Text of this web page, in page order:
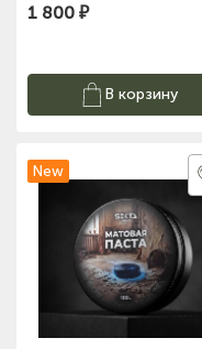
1 800 ₽
В корзину
New